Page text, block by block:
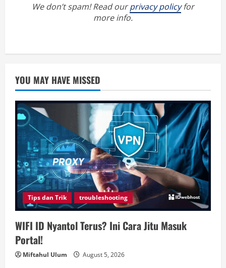
We don’t spam! Read ourprivacy policyfor
more info.
YOU MAY HAVE MISSED
Tips dan Trik troubleshooting
WIFI ID Nyantol Terus? Ini Cara Jitu Masuk
Portal!
Miftahul Ulum August 5, 2026